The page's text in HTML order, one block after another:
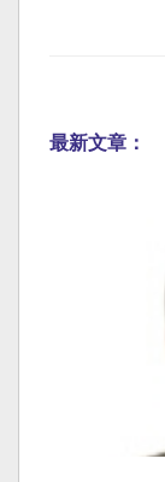
最新文章：